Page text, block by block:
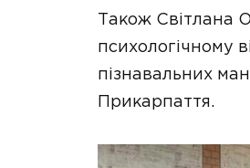
Також Світлана
психологічному
пізнавальних
Прикарпаття.